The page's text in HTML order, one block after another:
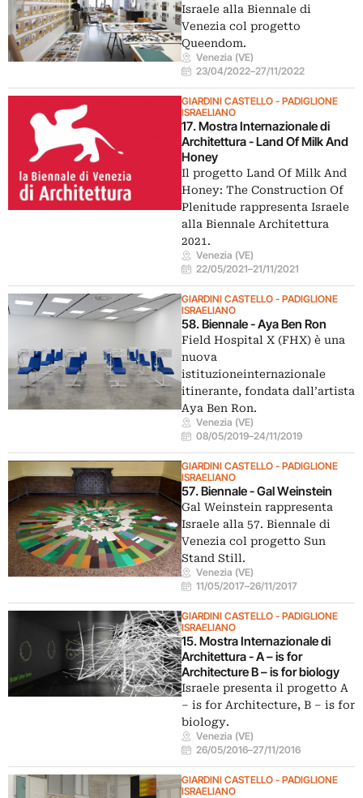
Israele alla Biennale di
Venezia col progetto
Queendom.
Venezia (VE)
23/04/2022–27/11/2022
GIARDINI CASTELLO - PADIGLIONE
ISRAELIANO
17. Mostra Internazionale di
Architettura - Land Of Milk And
Honey
Il progetto Land Of Milk And
Honey: The Construction Of
Plenitude rappresenta Israele
alla Biennale Architettura
2021.
Venezia (VE)
22/05/2021–21/11/2021
GIARDINI CASTELLO - PADIGLIONE
ISRAELIANO
58. Biennale - Aya Ben Ron
Field Hospital X (FHX) è una
nuova
istituzioneinternazionale
itinerante, fondata dall’artista
Aya Ben Ron.
Venezia (VE)
08/05/2019–24/11/2019
GIARDINI CASTELLO - PADIGLIONE
ISRAELIANO
57. Biennale - Gal Weinstein
Gal Weinstein rappresenta
Israele alla 57. Biennale di
Venezia col progetto Sun
Stand Still.
Venezia (VE)
11/05/2017–26/11/2017
GIARDINI CASTELLO - PADIGLIONE
ISRAELIANO
15. Mostra Internazionale di
Architettura - A – is for
Architecture B – is for biology
Israele presenta il progetto A
– is for Architecture, B – is for
biology.
Venezia (VE)
26/05/2016–27/11/2016
GIARDINI CASTELLO - PADIGLIONE
ISRAELIANO